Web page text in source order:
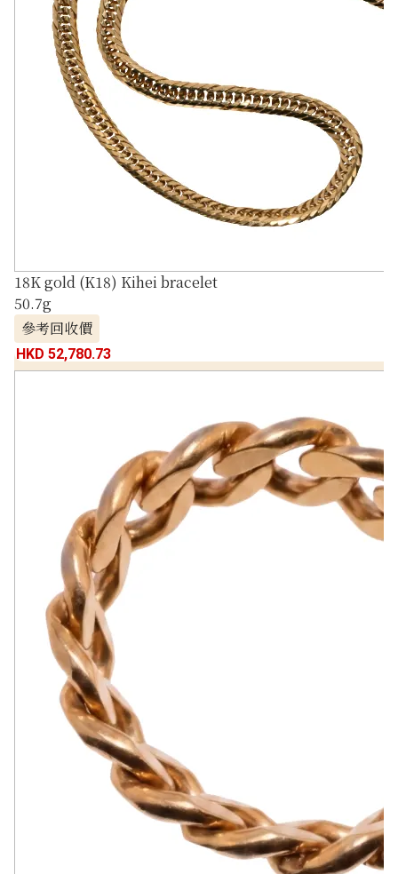
18K gold (K18) Kihei bracelet
50.7g
參考回收價
HKD 52,780.73